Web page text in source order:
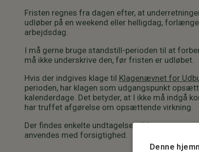
Fristen regnes fra dagen efter, at
udløber på en weekend eller helligdag,
arbejdsdag.
I må gerne bruge standstill-perioden til at
må ikke underskrive den, før fristen er udløbet.
Hvis der indgives klage til Klagenævnet for
perioden, har klagen som udgangspunkt
kalenderdage. Det betyder, at I ikke må indgå
har truffet afgørelse om opsættende virkning.
Der findes enkelte undtagelser til kravet om
anvendes med forsigtighed.
Denne